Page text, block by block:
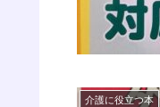
介護に役立つ本